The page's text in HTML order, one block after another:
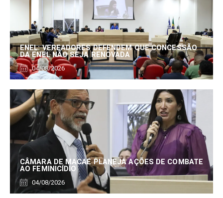
ENEL: VEREADORES DEFENDEM QUE CONCESSÃO
DA ENEL NÃO SEJA RENOVADA
04/08/2026
CÂMARA DE MACAÉ PLANEJA AÇÕES DE COMBATE
AO FEMINICÍDIO
04/08/2026